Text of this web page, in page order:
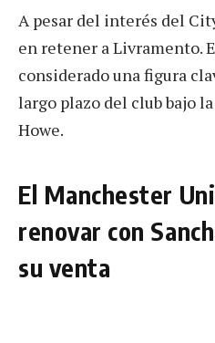
A pesar del interés del
en retener a Livramento.
considerado una figura
largo plazo del club bajo
Howe.
El Manchester
renovar con
su venta